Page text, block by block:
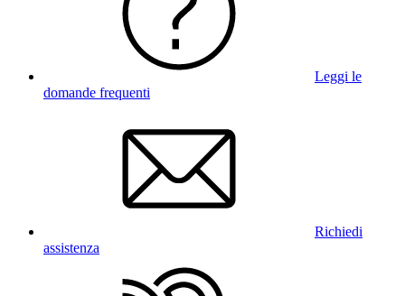
Leggi le
domande frequenti
Richiedi
assistenza